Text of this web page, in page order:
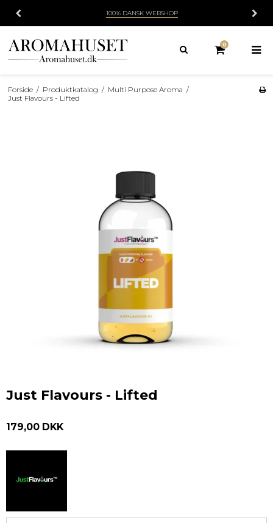
100% DANSK WEBSHOP
0
Forside / Produktkatalog / Multi Purpose Aroma /
Just Flavours - Lifted
Just Flavours - Lifted
179,00 DKK